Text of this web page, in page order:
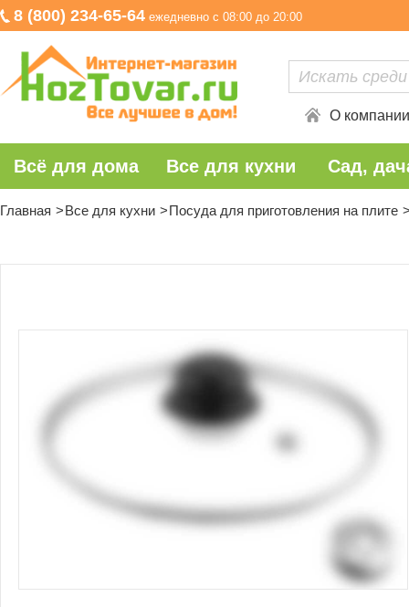
8 (800) 234-65-64 ежедневно с 08:00 до 20:00
О компании
Всё для дома Все для кухни Сад,
Главная Все для кухни Посуда для приготовления на плите